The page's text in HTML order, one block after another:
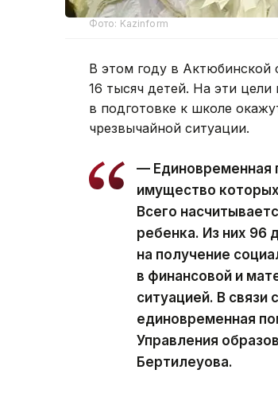
Фото: Kazinform
В этом году в Актюбинской
16 тысяч детей. На эти
в подготовке к школе
чрезвычайной ситуации.
— Единовременная
имущество
Всего
ребенка. Из них 96
на получение
в финансовой и
ситуацией. В
единовременная
Управления
Бертилеуова.